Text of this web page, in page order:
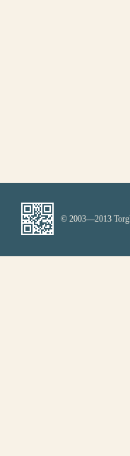
© 2003—2013